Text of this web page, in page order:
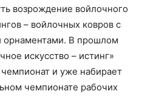
возрождение войлочного
– войлочных ковров с
В прошлом
искусство – истинг»
и уже набирает
чемпионате рабочих